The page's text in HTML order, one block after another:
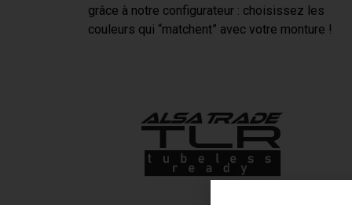
grâce à notre configurateur : choisissez les
couleurs qui “matchent” avec votre monture !